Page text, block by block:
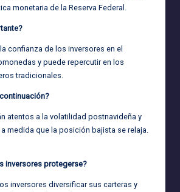
monetaria de la Reserva Federal.
confianza de los inversores en el
y puede repercutir en los
tradicionales.
atentos a la volatilidad postnavideña y
medida que la posición bajista se relaja.
inversores protegerse?
inversores diversificar sus carteras y